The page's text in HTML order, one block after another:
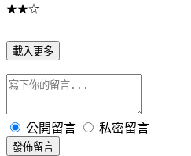
★★☆
載入更多
公開留言 私密留言
發佈留言